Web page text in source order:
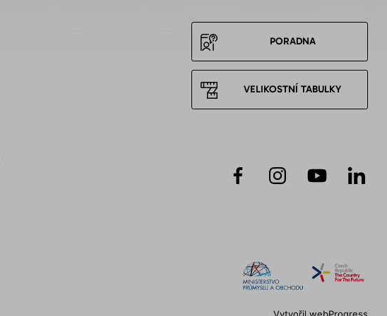
PORADNA
VELIKOSTNÍ TABULKY